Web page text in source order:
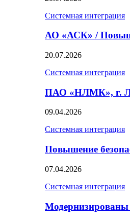
Системная интеграция
АО «АСК» /
20.07.2026
Системная интеграция
ПАО «НЛМК», г.
09.04.2026
Системная интеграция
Повышение
07.04.2026
Системная интеграция
Модернизированы